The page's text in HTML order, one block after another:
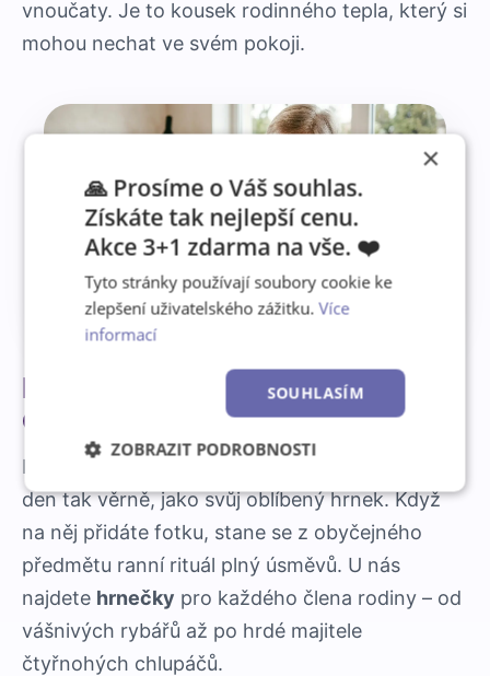
vnoučaty. Je to kousek rodinného tepla, který si
mohou nechat ve svém pokoji.
Fotohrnek: Ten nejvděčnější
dárek, který nezůstane v polici
Existuje jen málo věcí, které používáme každý
den tak věrně, jako svůj oblíbený hrnek. Když
na něj přidáte fotku, stane se z obyčejného
předmětu ranní rituál plný úsměvů. U nás
najdete hrnečky pro každého člena rodiny – od
vášnivých rybářů až po hrdé majitele
čtyřnohých chlupáčů.
×
🙏 Prosíme o Váš souhlas.
Získáte tak nejlepší cenu.
Akce 3+1 zdarma na vše. ❤️
Tyto stránky používají soubory cookie ke
zlepšení uživatelského zážitku.Více
informací
SOUHLASÍM
ZOBRAZIT PODROBNOSTI
Nezbytně
nutné
soubory
Výkonové
soubory
Soubory
cílení
Funkční soubory
soubory